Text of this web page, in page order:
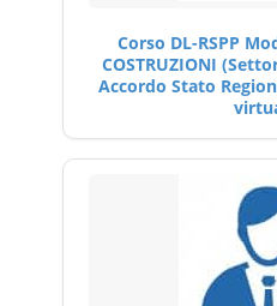
Corso DL-RSPP
COSTRUZIONI
Accordo Stato